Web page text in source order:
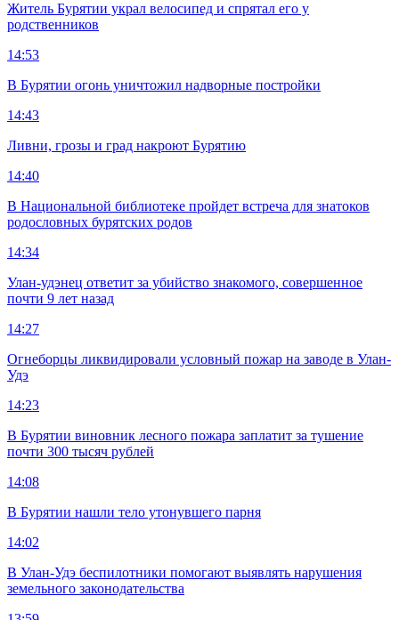
Житель Бурятии украл велосипед и спрятал его у
родственников
14:53
В Бурятии огонь уничтожил надворные постройки
14:43
Ливни, грозы и град накроют Бурятию
14:40
В Национальной библиотеке пройдет встреча для знатоков
родословных бурятских родов
14:34
Улан-удэнец ответит за убийство знакомого, совершенное
почти 9 лет назад
14:27
Огнеборцы ликвидировали условный пожар на заводе в Улан-
Удэ
14:23
В Бурятии виновник лесного пожара заплатит за тушение
почти 300 тысяч рублей
14:08
В Бурятии нашли тело утонувшего парня
14:02
В Улан-Удэ беспилотники помогают выявлять нарушения
земельного законодательства